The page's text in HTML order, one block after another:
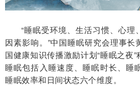
“睡眠受环境、生活习惯、心理
因素影响。”中国睡眠研究会理事长
国健康知识传播激励计划“睡眠之夜
睡眠包括入睡速度、睡眠时长、睡
睡眠效率和日间状态六个维度。